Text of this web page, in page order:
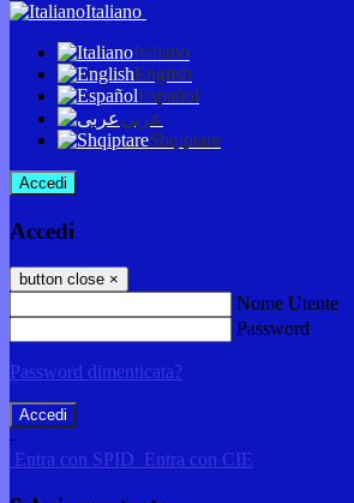
Italiano
Italiano
English
Español
عربى
Shqiptare
Accedi
Accedi
button close ×
Nome Utente
Password
Password dimenticata?
-
Entra con SPID Entra con CIE